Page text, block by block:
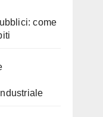
come